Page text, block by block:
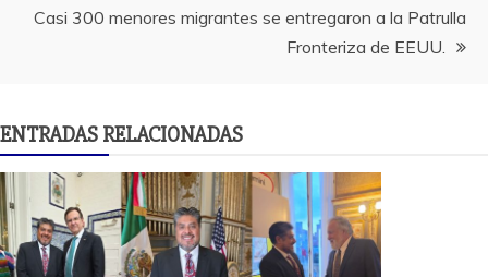
entradas
Casi 300 menores migrantes se entregaron a la Patrulla
Fronteriza de EEUU.
ENTRADAS RELACIONADAS